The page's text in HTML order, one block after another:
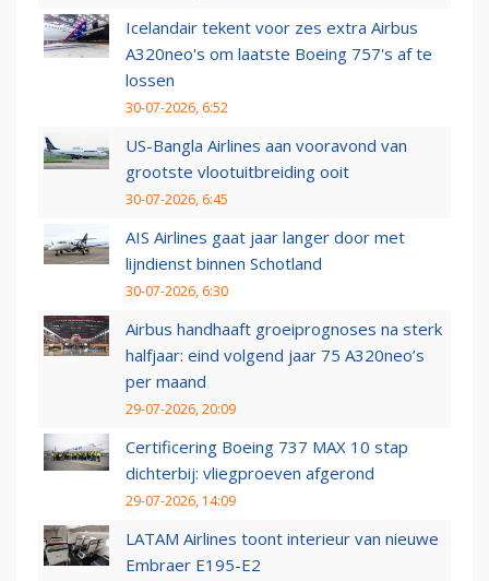
Icelandair tekent voor zes extra Airbus
A320neo's om laatste Boeing 757's af te
lossen
30-07-2026, 6:52
US-Bangla Airlines aan vooravond van
grootste vlootuitbreiding ooit
30-07-2026, 6:45
AIS Airlines gaat jaar langer door met
lijndienst binnen Schotland
30-07-2026, 6:30
Airbus handhaaft groeiprognoses na sterk
halfjaar: eind volgend jaar 75 A320neo’s
per maand
29-07-2026, 20:09
Certificering Boeing 737 MAX 10 stap
dichterbij: vliegproeven afgerond
29-07-2026, 14:09
LATAM Airlines toont interieur van nieuwe
Embraer E195-E2